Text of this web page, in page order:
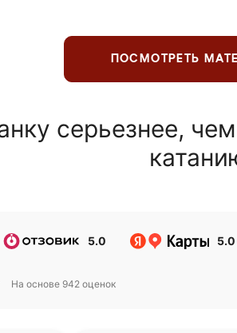
ПОСМОТРЕТЬ
серьезнее,
5.0 5.0
На основе 942 оценок